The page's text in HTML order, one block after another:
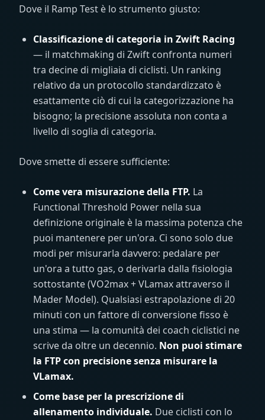
Dove il Ramp Test è lo strumento giusto:
Classificazione di categoria in Zwift Racing
— il matchmaking di Zwift confronta numeri
tra decine di migliaia di ciclisti. Un ranking
relativo da un protocollo standardizzato è
esattamente ciò di cui la categorizzazione ha
bisogno; la precisione assoluta non conta a
livello di soglia di categoria.
Dove smette di essere sufficiente:
Come vera misurazione della FTP. La
Functional Threshold Power nella sua
definizione originale è la massima potenza che
puoi mantenere per un'ora. Ci sono solo due
modi per misurarla davvero: pedalare per
un'ora a tutto gas, o derivarla dalla fisiologia
sottostante (VO2max + VLamax attraverso il
Mader Model). Qualsiasi estrapolazione di 20
minuti con un fattore di conversione fisso è
una stima — la comunità dei coach ciclistici ne
scrive da oltre un decennio. Non puoi stimare
la FTP con precisione senza misurare la
VLamax.
Come base per la prescrizione di
allenamento individuale. Due ciclisti con lo